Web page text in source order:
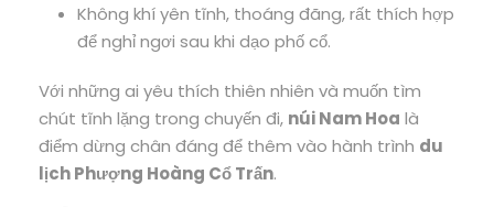
Không khí yên tĩnh, thoáng đãng, rất thích hợp
để nghỉ ngơi sau khi dạo phố cổ.
Với những ai yêu thích thiên nhiên và muốn tìm
chút tĩnh lặng trong chuyến đi, núi Nam Hoa là
điểm dừng chân đáng để thêm vào hành trình du
lịch Phượng Hoàng Cổ Trấn.